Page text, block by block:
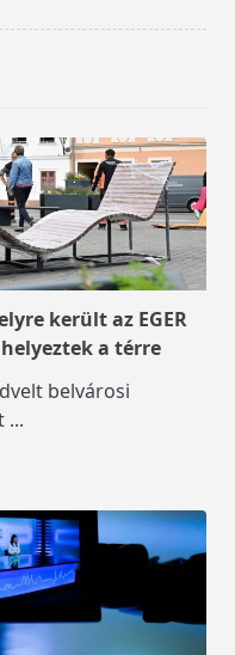
került az EGER
a térre
belvárosi
...